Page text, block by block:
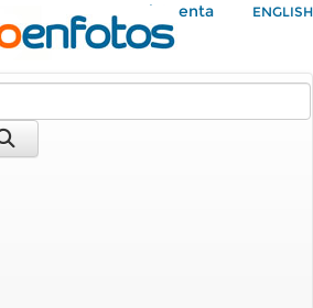
Mi Cuenta ENGLISH